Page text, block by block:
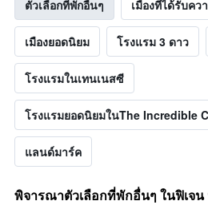
ตัวเลือกที่พักอื่นๆ เมืองที่ได้รับค
เมืองยอดนิยม โรงแรม 3 ดาว
โรงแรมในเทนเนสซี
โรงแรมยอดนิยมในThe Incredible
แลนด์มาร์ค
พิจารณาตัวเลือกที่พักอื่นๆ ในฟิเจน